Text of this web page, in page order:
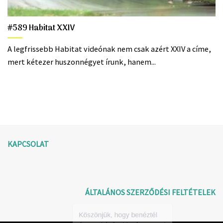
#589 Habitat XXIV
A legfrissebb Habitat videónak nem csak azért XXIV a címe,
mert kétezer huszonnégyet írunk, hanem...
KAPCSOLAT
ÁLTALÁNOS SZERZŐDÉSI FELTÉTELEK
Köszönjük, hogy benéztél